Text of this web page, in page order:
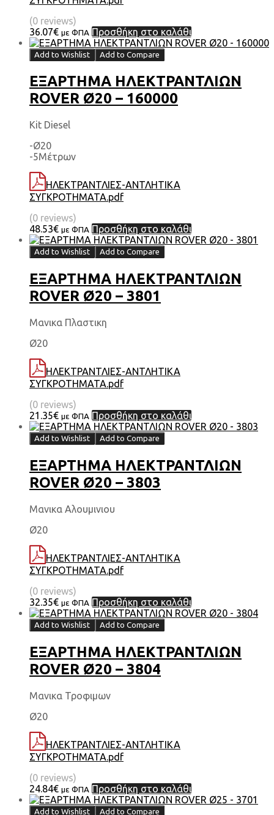
(0 reviews)
36.07€ με ΦΠΑ Προσθήκη στο καλάθι
Add to Wishlist Add to Compare
ΕΞΑΡΤΗΜΑ HΛΕΚΤΡΑΝΤΛΙΩΝ
ROVER Ø20 – 160000
Kit Diesel
-Ø20
-5Μέτρων
ΗΛΕΚΤΡΑΝΤΛΙΕΣ-ΑΝΤΛΗΤΙΚΑ
ΣΥΓΚΡΟΤΗΜΑΤΑ.pdf
(0 reviews)
48.53€ με ΦΠΑ Προσθήκη στο καλάθι
Add to Wishlist Add to Compare
ΕΞΑΡΤΗΜΑ HΛΕΚΤΡΑΝΤΛΙΩΝ
ROVER Ø20 – 3801
Μανικα Πλαστικη
Ø20
ΗΛΕΚΤΡΑΝΤΛΙΕΣ-ΑΝΤΛΗΤΙΚΑ
ΣΥΓΚΡΟΤΗΜΑΤΑ.pdf
(0 reviews)
21.35€ με ΦΠΑ Προσθήκη στο καλάθι
Add to Wishlist Add to Compare
ΕΞΑΡΤΗΜΑ HΛΕΚΤΡΑΝΤΛΙΩΝ
ROVER Ø20 – 3803
Μανικα Αλουμινιου
Ø20
ΗΛΕΚΤΡΑΝΤΛΙΕΣ-ΑΝΤΛΗΤΙΚΑ
ΣΥΓΚΡΟΤΗΜΑΤΑ.pdf
(0 reviews)
32.35€ με ΦΠΑ Προσθήκη στο καλάθι
Add to Wishlist Add to Compare
ΕΞΑΡΤΗΜΑ HΛΕΚΤΡΑΝΤΛΙΩΝ
ROVER Ø20 – 3804
Μανικα Τροφιμων
Ø20
ΗΛΕΚΤΡΑΝΤΛΙΕΣ-ΑΝΤΛΗΤΙΚΑ
ΣΥΓΚΡΟΤΗΜΑΤΑ.pdf
(0 reviews)
24.84€ με ΦΠΑ Προσθήκη στο καλάθι
Add to Wishlist Add to Compare